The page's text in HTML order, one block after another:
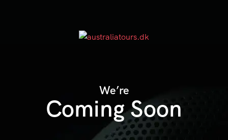
We’re
Coming Soon